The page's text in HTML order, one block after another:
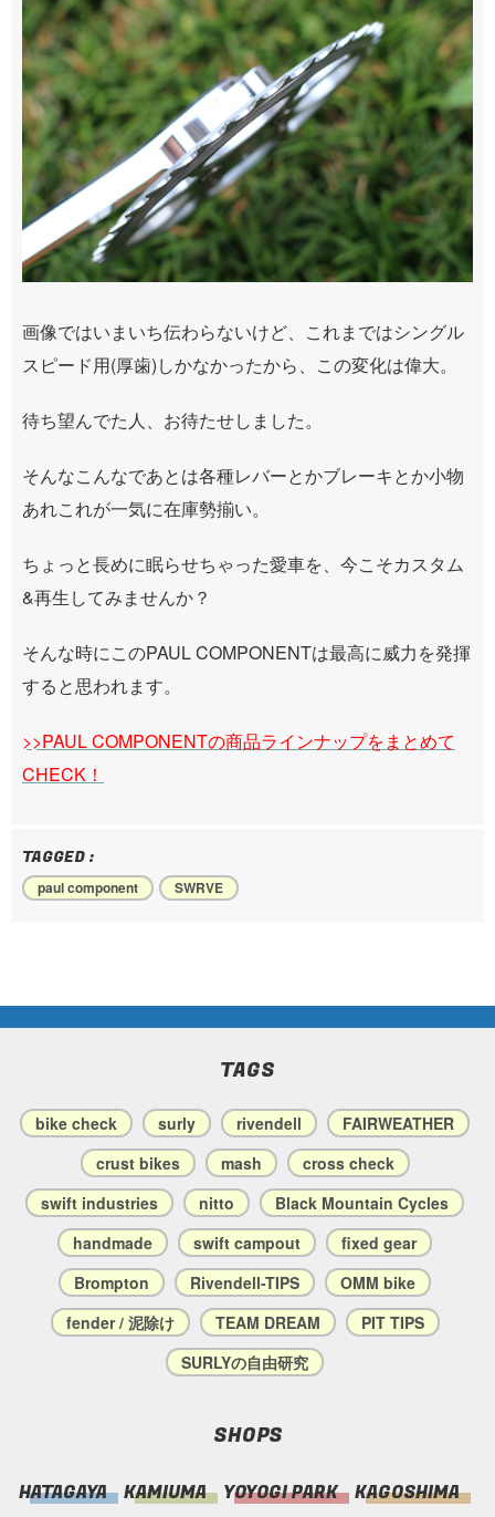
画像ではいまいち伝わらないけど、これまではシングル
スピード用(厚歯)しかなかったから、この変化は偉大。
待ち望んでた人、お待たせしました。
そんなこんなであとは各種レバーとかブレーキとか小物
あれこれが一気に在庫勢揃い。
ちょっと長めに眠らせちゃった愛車を、今こそカスタム
&再生してみませんか？
そんな時にこのPAUL COMPONENTは最高に威力を発揮
すると思われます。
>>PAUL COMPONENTの商品ラインナップをまとめて
CHECK！
TAGGED :
paul component SWRVE
TAGS
bike check surly rivendell
FAIRWEATHER
crust bikes
mash
cross check
swift industries
nitto
Black Mountain Cycles
handmade
swift campout
fixed gear
Brompton
Rivendell-TIPS
OMM bike
fender / 泥除け
TEAM DREAM
PIT TIPS
SURLYの自由研究
SHOPS
HATAGAYA KAMIUMA YOYOGI PARK
KAGOSHIMA